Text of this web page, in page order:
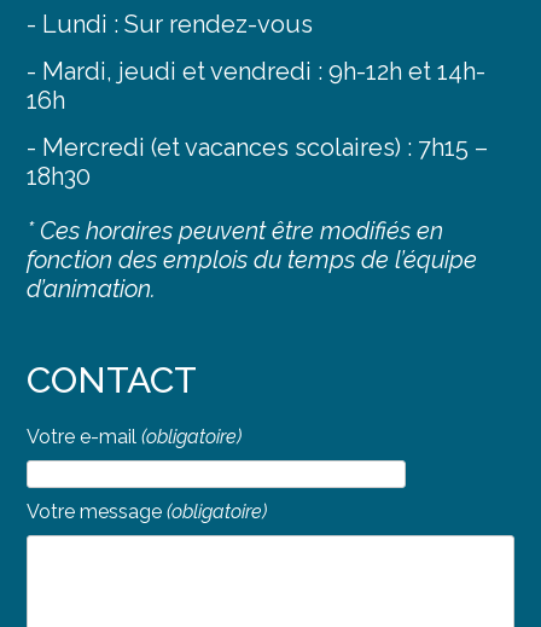
- Lundi : Sur rendez-vous
- Mardi, jeudi et vendredi : 9h-12h et 14h-
16h
- Mercredi (et vacances scolaires) : 7h15 –
18h30
* Ces horaires peuvent être modifiés en
fonction des emplois du temps de l’équipe
d’animation.
CONTACT
Votre e-mail(obligatoire)
Votre message(obligatoire)